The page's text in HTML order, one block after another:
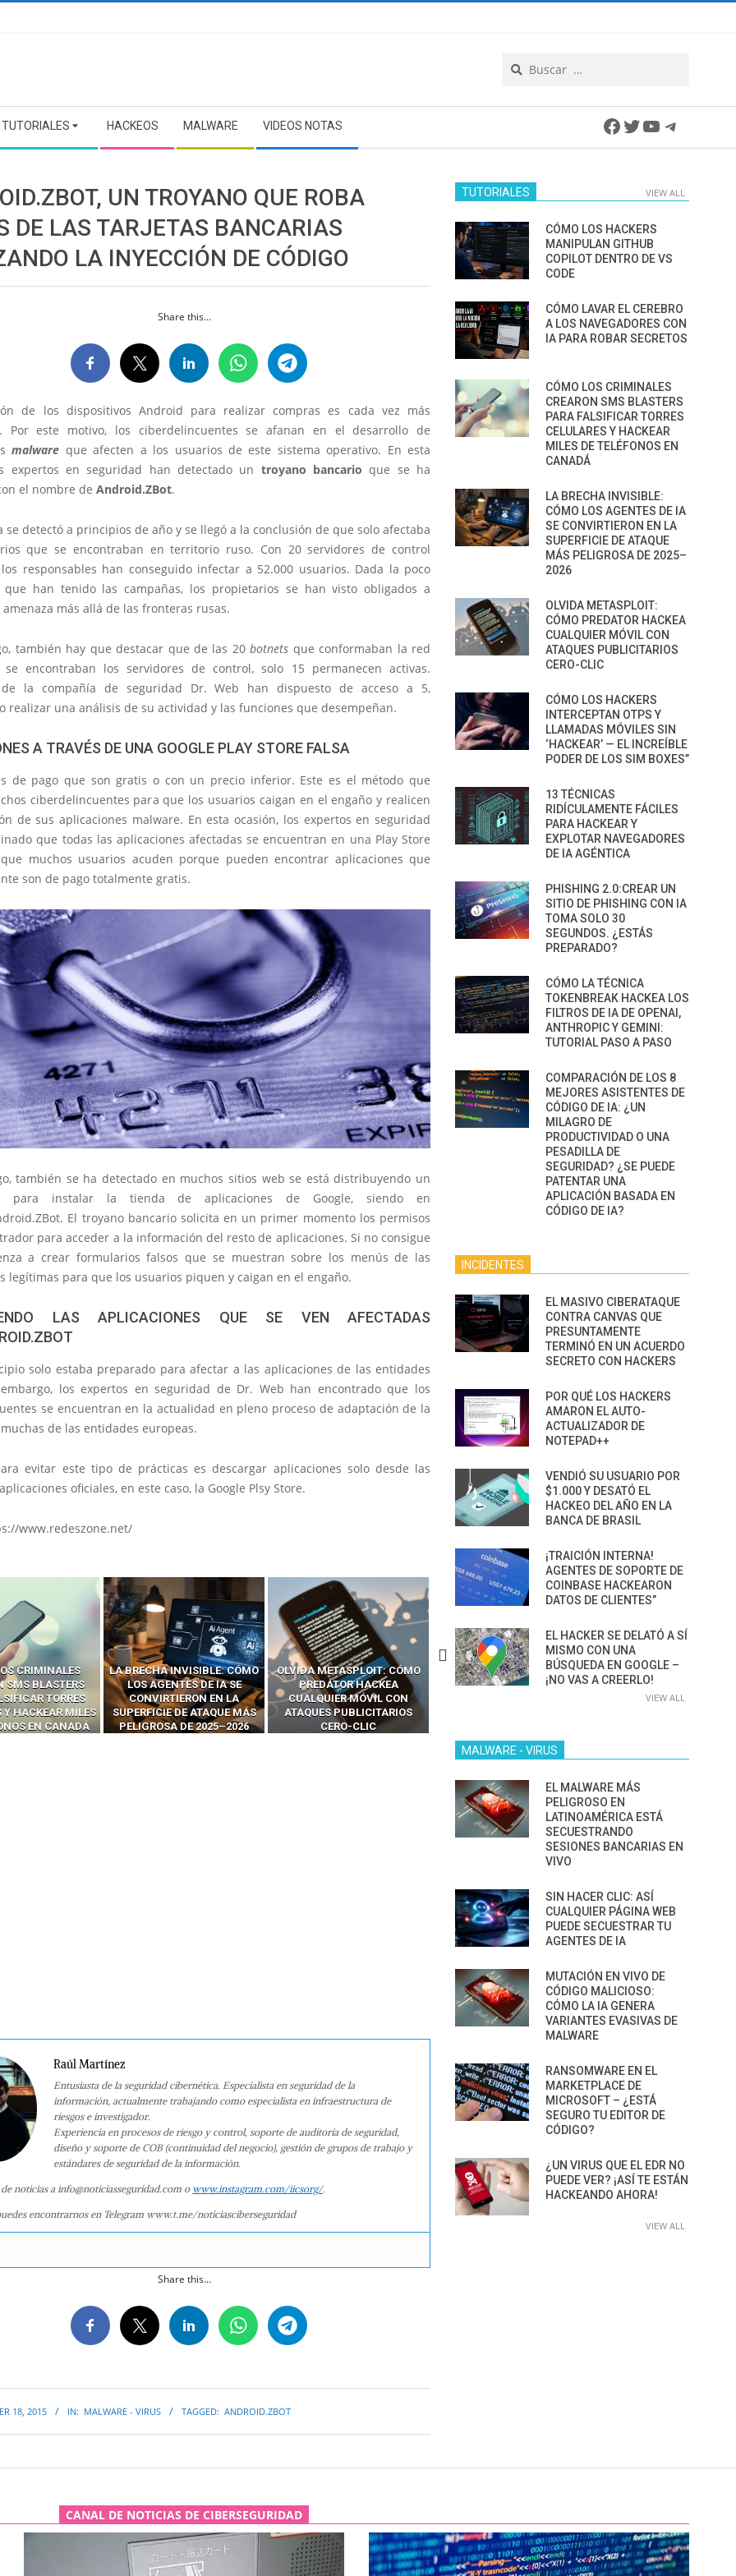
TUTORIALES HACKEOS MALWARE VIDEOS NOTAS Facebook
Twitter
YouTube
UN TROYANO QUE ROBA
DE LAS TARJETAS BANCARIAS
LA INYECCIÓN DE CÓDIGO
Share this...
de los dispositivos Android para realizar compras es cada vez más
Por este motivo, los ciberdelincuentes se afanan en el desarrollo de
malware que afecten a los usuarios de este sistema operativo. En esta
expertos en seguridad han detectado un troyano bancario que se ha
el nombre de Android.ZBot.
se detectó a principios de año y se llegó a la conclusión de que solo afectaba
que se encontraban en territorio ruso. Con 20 servidores de control
responsables han conseguido infectar a 52.000 usuarios. Dada la poco
que han tenido las campañas, los propietarios se han visto obligados a
más allá de las fronteras rusas.
también hay que destacar que de las 20botnets que conformaban la red
encontraban los servidores de control, solo 15 permanecen activas.
de la compañía de seguridad Dr. Web han dispuesto de acceso a 5,
realizar una análisis de su actividad y las funciones que desempeñan.
A TRAVÉS DE UNA GOOGLE PLAY STORE FALSA
de pago que son gratis o con un precio inferior. Este es el método que
ciberdelincuentes para que los usuarios caigan en el engaño y realicen
de sus aplicaciones malware. En esta ocasión, los expertos en seguridad
que todas las aplicaciones afectadas se encuentran en una Play Store
muchos usuarios acuden porque pueden encontrar aplicaciones que
son de pago totalmente gratis.
también se ha detectado en muchos sitios web se está distribuyendo un
para instalar la tienda de aplicaciones de Google, siendo en
El troyano bancario solicita en un primer momento los permisos
para acceder a la información del resto de aplicaciones. Si no consigue
a crear formularios falsos que se muestran sobre los menús de las
legítimas para que los usuarios piquen y caigan en el engaño.
LAS APLICACIONES QUE SE VEN AFECTADAS
solo estaba preparado para afectar a las aplicaciones de las entidades
los expertos en seguridad de Dr. Web han encontrado que los
se encuentran en la actualidad en pleno proceso de adaptación de la
de las entidades europeas.
evitar este tipo de prácticas es descargar aplicaciones solo desde las
oficiales, en este caso, la Google Plsy Store.
www.redeszone.net/
INVISIBLE: CÓMO
DE IA SE
EN LA
DE ATAQUE MÁS
DE 2025–2026
OLVIDA METASPLOIT: CÓMO
PREDATOR HACKEA
CUALQUIER MÓVIL CON
ATAQUES PUBLICITARIOS
CERO-CLIC
CÓMO LOS HACKERS
INTERCEPTAN OTPS Y
LLAMADAS MÓVILES SIN
‘HACKEAR’ — EL INCREÍBLE
PODER DE LOS SIM BOXES”
13 TÉCNICAS
RIDÍCULAMENTE FÁCILES
CÓMO LOS HACKERS
MANIPULAN GITHUB
COPILOT DENTRO DE VS
Raúl Martínez
Entusiasta de la seguridad cibernética. Especialista en seguridad de la
información, actualmente trabajando como especialista en infraestructura de
riesgos e investigador.
Experiencia en procesos de riesgo y control, soporte de auditoría de seguridad,
diseño y soporte de COB (continuidad del negocio), gestión de grupos de trabajo y
estándares de seguridad de la información.
noticias a info@noticiasseguridad.com o www.instagram.com/iicsorg/.
encontrarnos en Telegram www.t.me/noticiasciberseguridad
Share this...
18, 2015 IN: MALWARE - VIRUS TAGGED: ANDROID.ZBOT
TUTORIALES VIEW ALL
CÓMO LOS HACKERS
MANIPULAN GITHUB
COPILOT DENTRO DE VS
CODE
CÓMO LAVAR EL CEREBRO
A LOS NAVEGADORES CON
IA PARA ROBAR SECRETOS
CÓMO LOS CRIMINALES
CREARON SMS BLASTERS
PARA FALSIFICAR TORRES
CELULARES Y HACKEAR
MILES DE TELÉFONOS EN
CANADÁ
LA BRECHA INVISIBLE:
CÓMO LOS AGENTES DE IA
SE CONVIRTIERON EN LA
SUPERFICIE DE ATAQUE
MÁS PELIGROSA DE 2025–
2026
OLVIDA METASPLOIT:
CÓMO PREDATOR HACKEA
CUALQUIER MÓVIL CON
ATAQUES PUBLICITARIOS
CERO-CLIC
CÓMO LOS HACKERS
INTERCEPTAN OTPS Y
LLAMADAS MÓVILES SIN
‘HACKEAR’ — EL INCREÍBLE
PODER DE LOS SIM BOXES”
13 TÉCNICAS
RIDÍCULAMENTE FÁCILES
PARA HACKEAR Y
EXPLOTAR NAVEGADORES
DE IA AGÉNTICA
PHISHING 2.0:CREAR UN
SITIO DE PHISHING CON IA
TOMA SOLO 30
SEGUNDOS. ¿ESTÁS
PREPARADO?
CÓMO LA TÉCNICA
TOKENBREAK HACKEA LOS
FILTROS DE IA DE OPENAI,
ANTHROPIC Y GEMINI:
TUTORIAL PASO A PASO
COMPARACIÓN DE LOS 8
MEJORES ASISTENTES DE
CÓDIGO DE IA: ¿UN
MILAGRO DE
PRODUCTIVIDAD O UNA
PESADILLA DE
SEGURIDAD? ¿SE PUEDE
PATENTAR UNA
APLICACIÓN BASADA EN
CÓDIGO DE IA?
INCIDENTES
EL MASIVO CIBERATAQUE
CONTRA CANVAS QUE
PRESUNTAMENTE
TERMINÓ EN UN ACUERDO
SECRETO CON HACKERS
POR QUÉ LOS HACKERS
AMARON EL AUTO-
ACTUALIZADOR DE
NOTEPAD++
VENDIÓ SU USUARIO POR
$1.000 Y DESATÓ EL
HACKEO DEL AÑO EN LA
BANCA DE BRASIL
¡TRAICIÓN INTERNA!
AGENTES DE SOPORTE DE
COINBASE HACKEARON
DATOS DE CLIENTES”
EL HACKER SE DELATÓ A SÍ
MISMO CON UNA
BÚSQUEDA EN GOOGLE –
¡NO VAS A CREERLO!
VIEW ALL
MALWARE - VIRUS
EL MALWARE MÁS
PELIGROSO EN
LATINOAMÉRICA ESTÁ
SECUESTRANDO
SESIONES BANCARIAS EN
VIVO
SIN HACER CLIC: ASÍ
CUALQUIER PÁGINA WEB
PUEDE SECUESTRAR TU
AGENTES DE IA
MUTACIÓN EN VIVO DE
CÓDIGO MALICIOSO:
CÓMO LA IA GENERA
VARIANTES EVASIVAS DE
MALWARE
RANSOMWARE EN EL
MARKETPLACE DE
MICROSOFT – ¿ESTÁ
SEGURO TU EDITOR DE
CÓDIGO?
¿UN VIRUS QUE EL EDR NO
PUEDE VER? ¡ASÍ TE ESTÁN
HACKEANDO AHORA!
VIEW ALL
CANAL DE NOTICIAS DE CIBERSEGURIDAD